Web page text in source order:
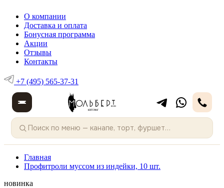
О компании
Доставка и оплата
Бонусная программа
Акции
Отзывы
Контакты
+7 (495) 565-37-31
Главная
Профитроли муссом из индейки, 10 шт.
новинка